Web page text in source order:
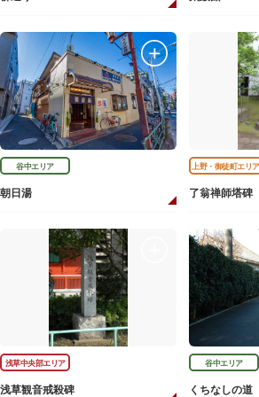
谷中エリア
朝日湯
上野・御徒町エリア
了翁禅師塔碑
浅草中央部エリア
浅草観音戒殺碑
谷中エリア
くちなしの道